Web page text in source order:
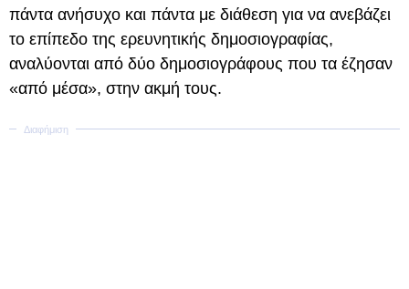
πάντα ανήσυχο και πάντα με διάθεση για να ανεβάζει
το επίπεδο της ερευνητικής δημοσιογραφίας,
αναλύονται από δύο δημοσιογράφους που τα έζησαν
«από μέσα», στην ακμή τους.